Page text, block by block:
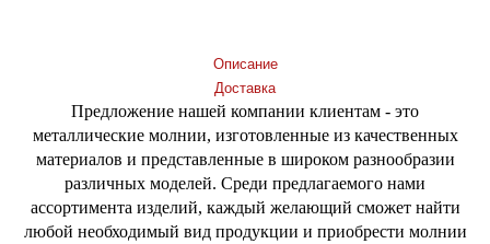
Описание
Доставка
Предложение нашей компании клиентам - это
металлические молнии, изготовленные из качественных
материалов и представленные в широком разнообразии
различных моделей. Среди предлагаемого нами
ассортимента изделий, каждый желающий сможет найти
любой необходимый вид продукции и приобрести молнии